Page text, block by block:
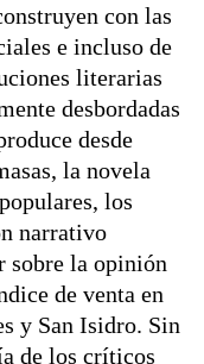
con las
e incluso de
literarias
desbordadas
desde
la novela
los
narrativo
sobre la opinión
de venta en
y San Isidro. Sin
de los críticos